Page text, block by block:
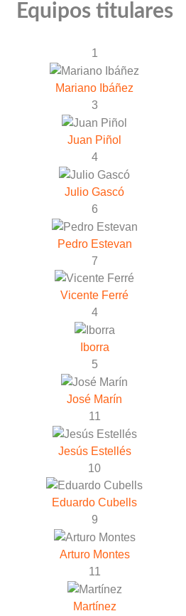
Equipos titulares
1
Mariano Ibáñez
3
Juan Piñol
4
Julio Gascó
6
Pedro Estevan
7
Vicente Ferré
4
Iborra
5
José Marín
11
Jesús Estellés
10
Eduardo Cubells
9
Arturo Montes
11
Martínez